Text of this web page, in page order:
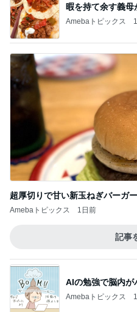
暇を持て余す義母
Amebaトピックス
超厚切りで甘い新玉ねぎバーガー
Amebaトピックス 1日前
記事
AIの勉強で脳内が
Amebaトピックス